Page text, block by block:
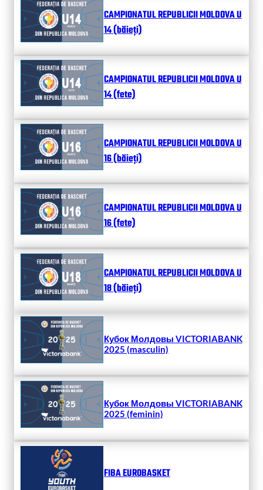
CAMPIONATUL REPUBLICII MOLDOVA U
14 (băieți)
CAMPIONATUL REPUBLICII MOLDOVA U
14 (fete)
CAMPIONATUL REPUBLICII MOLDOVA U
16 (băieți)
CAMPIONATUL REPUBLICII MOLDOVA U
16 (fete)
CAMPIONATUL REPUBLICII MOLDOVA U
18 (băieți)
Кубок Молдовы VICTORIABANK
2025 (masculin)
Кубок Молдовы VICTORIABANK
2025 (feminin)
FIBA EUROBASKET